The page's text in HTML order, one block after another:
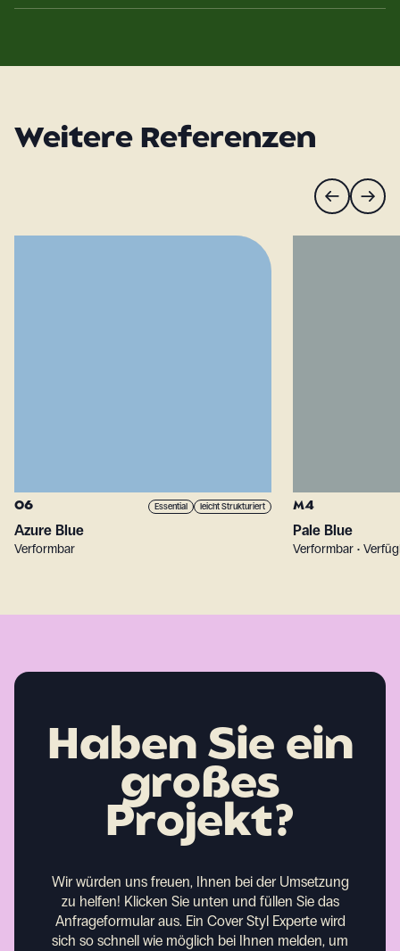
Weitere Referenzen
O6 Essential leicht Strukturiert
Azure Blue
Verformbar
M4
Pale Blue
Verformbar •
Haben Sie ein
großes
Projekt?
Wir würden uns freuen, Ihnen bei der Umsetzung
zu helfen! Klicken Sie unten und füllen Sie das
Anfrageformular aus. Ein Cover Styl Experte wird
sich so schnell wie möglich bei Ihnen melden, um